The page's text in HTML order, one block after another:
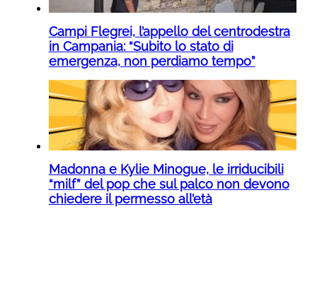
Campi Flegrei, l’appello del centrodestra
in Campania: “Subito lo stato di
emergenza, non perdiamo tempo”
Madonna e Kylie Minogue, le irriducibili
“milf” del pop che sul palco non devono
chiedere il permesso all’età